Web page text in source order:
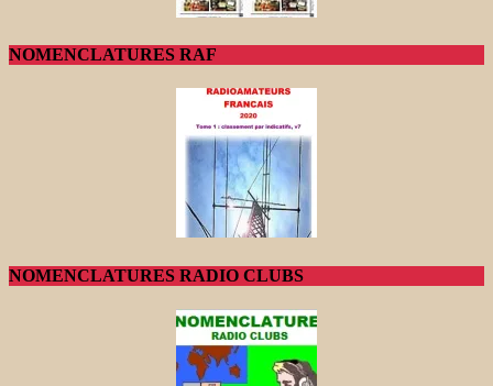
NOMENCLATURES RAF
NOMENCLATURES RADIO CLUBS